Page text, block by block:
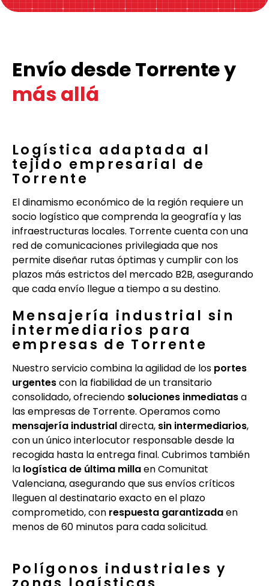
Envío desde Torrente y
más allá
Logística adaptada al
tejido empresarial de
Torrente
El dinamismo económico de la región requiere un
socio logístico que comprenda la geografía y las
infraestructuras locales. Torrente cuenta con una
red de comunicaciones privilegiada que nos
permite diseñar rutas óptimas y cumplir con los
plazos más estrictos del mercado B2B, asegurando
que cada envío llegue a tiempo a su destino.
Mensajería industrial sin
intermediarios para
empresas de Torrente
Nuestro servicio combina la agilidad de los portes
urgentescon la fiabilidad de un transitario
consolidado, ofreciendo soluciones inmediatasa
las empresas de Torrente. Operamos como
mensajería industrialdirecta, sin intermediarios,
con un único interlocutor responsable desde la
recogida hasta la entrega final. Cubrimos también
la logística de última millaen Comunitat
Valenciana, asegurando que sus envíos críticos
lleguen al destinatario exacto en el plazo
comprometido, con respuesta garantizadaen
menos de 60 minutos para cada solicitud.
Polígonos industriales y